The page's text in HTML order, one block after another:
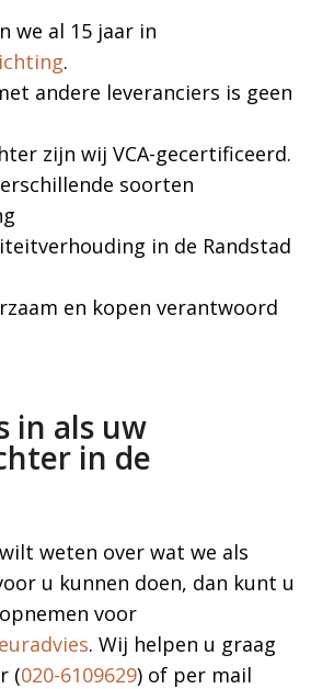
we al 15 jaar in
.
andere leveranciers is geen
zijn wij VCA-gecertificeerd.
soorten
in de Randstad
en kopen verantwoord
in als uw
in de
weten over wat we als
u kunnen doen, dan kunt u
voor
. Wij helpen u graag
(020-6109629) of per mail